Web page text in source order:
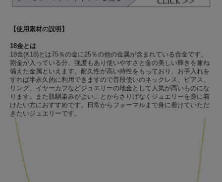
【使用素材の説明】
18金とは
18金(K18)とは75％の金に25％の他の金属が含まれている合金です。
割金が入っている分、強度もあり使いやすさと金の美しい輝きを兼ね
備えた金属といえます。耐久性が高い特性をもっており、お手入れを
すれば半永久的に利用できますので普段使いのネックレス、ピアス、
リング、イヤーカフなどジュエリーの地金として人気が高いものにな
ります。また肌馴染みがよいことからさりげなくジュエリーを身に着
けたい方におすすめです。日常からフォーマルまで身に着けていただ
きたいジュエリーです。